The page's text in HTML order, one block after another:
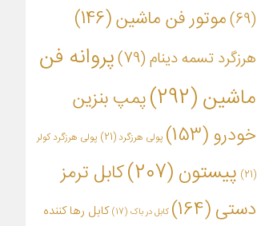
(69)
موتور فن ماشین(146)
هرزگرد تسمه دینام(79)
پروانه فن
ماشین(292)
پمپ بنزین
خودرو(153) پولی هرزگرد(21) پولی هرزگرد کولر
(21) پیستون (207)
کابل ترمز
دستی(164) کابل در باک (17)
کابل رها کننده